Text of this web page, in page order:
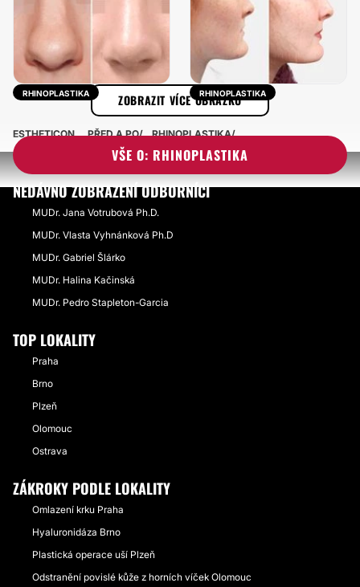
RHINOPLASTIKA RHINOPLASTIKA
ZOBRAZIT VÍCE OBRÁZKŮ
VŠE O: RHINOPLASTIKA
ESTHETICON PŘED A PO RHINOPLASTIKA
NEDÁVNO ZOBRAZENÍ ODBORNÍCI
MUDr. Jana Votrubová Ph.D.
MUDr. Vlasta Vyhnánková Ph.D
MUDr. Gabriel Šlárko
MUDr. Halina Kačinská
MUDr. Pedro Stapleton-Garcia
TOP LOKALITY
Praha
Brno
Plzeň
Olomouc
Ostrava
ZÁKROKY PODLE LOKALITY
Omlazení krku Praha
Hyaluronidáza Brno
Plastická operace uší Plzeň
Odstranění povislé kůže z horních víček Olomouc